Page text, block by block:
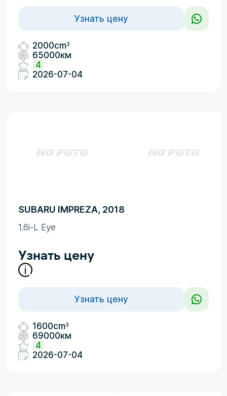
Узнать цену
2000cm3
65000км
4
2026-07-04
SUBARU IMPREZA, 2018
1.6i-L Eye
Узнать цену
Узнать цену
1600cm3
69000км
4
2026-07-04